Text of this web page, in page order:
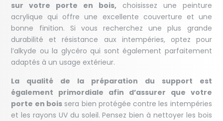
sur votre porte en bois,choisissez une peinture
acrylique qui offre une excellente couverture et une
bonne finition. Si vous recherchez une plus grande
durabilité et résistance aux intempéries, optez pour
l’alkyde ou la glycéro qui sont également parfaitement
adaptés à un usage extérieur.
La qualité de la préparation du support est
également primordiale afin d’assurer que votre
porte en boissera bien protégée contre les intempéries
et les rayons UV du soleil. Pensez bien à nettoyer les bois